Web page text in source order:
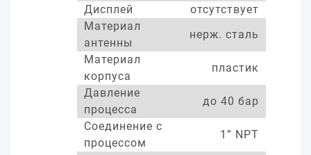
Дисплей
отсутствует
Материал
антенны
нерж. сталь
Материал
корпуса
пластик
Давление
процесса
до 40 бар
Соединение с
процессом
1” NPT